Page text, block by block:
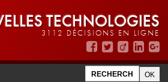
TECHNOLOGIES
3112 DÉCISIONS EN LIGNE